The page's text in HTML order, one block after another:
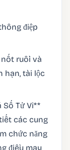
điệp
ruồi và
hạn, tài lộc
Số Tử Vi**
các cung
chức năng
điều may